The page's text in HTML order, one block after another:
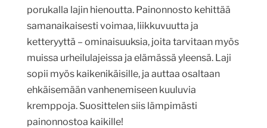
porukalla lajin hienoutta. Painonnosto kehittää
samanaikaisesti voimaa, liikkuvuutta ja
ketteryyttä – ominaisuuksia, joita tarvitaan myös
muissa urheilulajeissa ja elämässä yleensä. Laji
sopii myös kaikenikäisille, ja auttaa osaltaan
ehkäisemään vanhenemiseen kuuluvia
kremppoja. Suosittelen siis lämpimästi
painonnostoa kaikille!